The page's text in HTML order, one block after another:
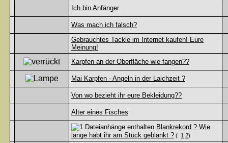
Ich bin Anfänger
Was mach ich falsch?
Gebrauchtes Tackle im Internet kaufen! Eure
Meinung!
Karpfen an der Oberfläche wie fangen??
Mai Karpfen - Angeln in der Laichzeit ?
Von wo bezieht ihr eure Bekleidung??
Alter eines Fisches
Blankrekord ? Wie
lange habt ihr am Stück geblankt ? ( 1 2)